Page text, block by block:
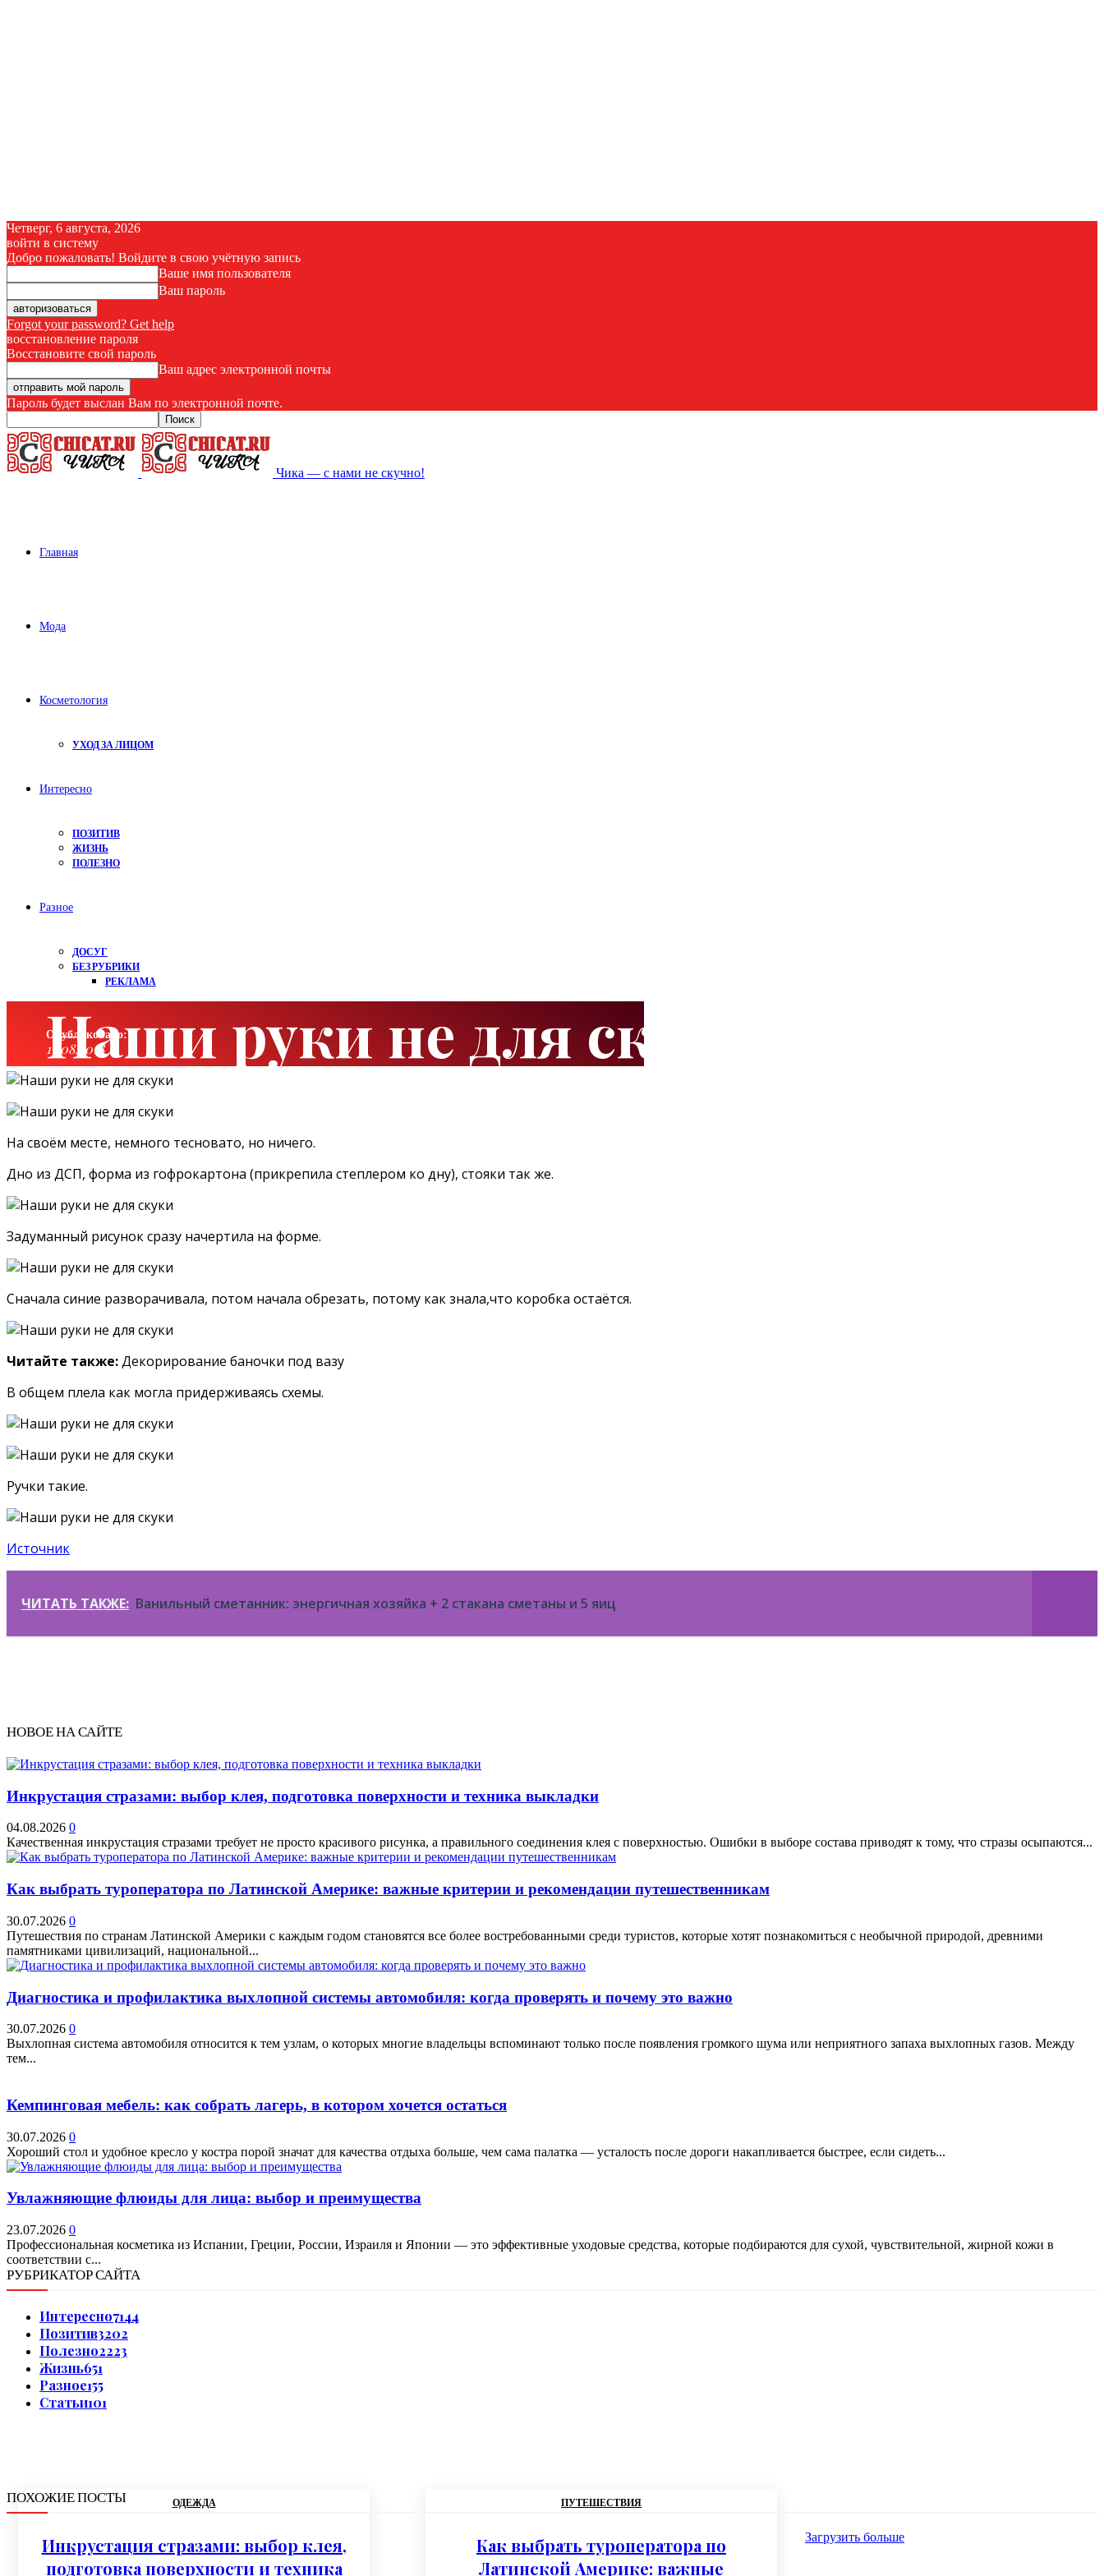
Четверг, 6 августа, 2026
войти в систему
Добро пожаловать! Войдите в свою учётную запись
Ваше имя пользователя
Ваш пароль
Forgot your password? Get help
восстановление пароля
Восстановите свой пароль
Ваш адрес электронной почты
Пароль будет выслан Вам по электронной почте.
Чика — с нами не скучно!
Главная
Мода
Косметология
УХОД ЗА ЛИЦОМ
Интересно
ПОЗИТИВ
ЖИЗНЬ
ПОЛЕЗНО
Разное
ДОСУГ
БЕЗ РУБРИКИ
РЕКЛАМА
Наши руки не для скуки
Опубликовано:
13.08.2018
Категория:
Интересно
На своём месте, немного тесновато, но ничего.
Дно из ДСП, форма из гофрокартона (прикрепила степлером ко дну), стояки так же.
Задуманный рисунок сразу начертила на форме.
Сначала синие разворачивала, потом начала обрезать, потому как знала,что коробка остаётся.
Читайте также:Декорирование баночки под вазу
В общем плела как могла придерживаясь схемы.
Ручки такие.
Источник
ЧИТАТЬ ТАКЖЕ: Ванильный сметанник: энергичная хозяйка + 2 стакана сметаны и 5 яиц
НОВОЕ НА САЙТЕ
Инкрустация стразами: выбор клея, подготовка поверхности и техника выкладки
04.08.2026 0
Качественная инкрустация стразами требует не просто красивого рисунка, а правильного соединения клея с поверхностью. Ошибки в выборе состава приводят к тому, что стразы осыпаются...
Как выбрать туроператора по Латинской Америке: важные критерии и рекомендации путешественникам
30.07.2026 0
Путешествия по странам Латинской Америки с каждым годом становятся все более востребованными среди туристов, которые хотят познакомиться с необычной природой, древними
памятниками цивилизаций, национальной...
Диагностика и профилактика выхлопной системы автомобиля: когда проверять и почему это важно
30.07.2026 0
Выхлопная система автомобиля относится к тем узлам, о которых многие владельцы вспоминают только после появления громкого шума или неприятного запаха выхлопных газов. Между
тем...
Кемпинговая мебель: как собрать лагерь, в котором хочется остаться
30.07.2026 0
Хороший стол и удобное кресло у костра порой значат для качества отдыха больше, чем сама палатка — усталость после дороги накапливается быстрее, если сидеть...
Увлажняющие флюиды для лица: выбор и преимущества
23.07.2026 0
Профессиональная косметика из Испании, Греции, России, Израиля и Японии — это эффективные уходовые средства, которые подбираются для сухой, чувствительной, жирной кожи в
соответствии с...
РУБРИКАТОР САЙТА
Интересно7144
Позитив3202
Полезно2223
Жизнь651
Разное155
Статьи101
ПОХОЖИЕ ПОСТЫ ОДЕЖДА
Инкрустация стразами: выбор клея,
подготовка поверхности и техника
ПУТЕШЕСТВИЯ
Как выбрать туроператора по
Латинской Америке: важные
Загрузить больше